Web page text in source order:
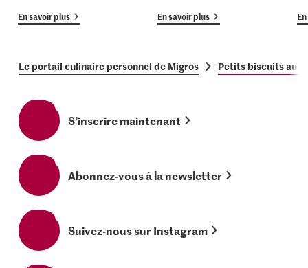
En savoir plus En savoir plus
Le portail culinaire personnel de Migros Petits biscuits au
S’inscrire maintenant
Abonnez-vous à la newsletter
Suivez-nous sur Instagram